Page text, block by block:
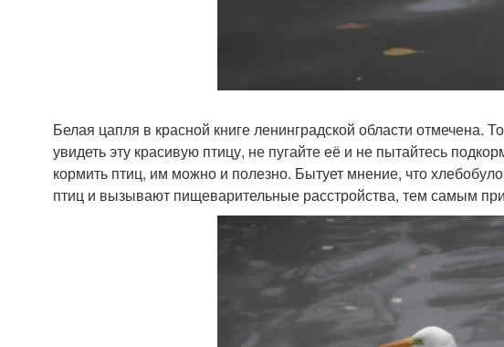
Белая цапля в красной книге ленинградской области отмечена.
увидеть эту красивую птицу, не пугайте её и не пытайтесь
кормить птиц, им можно и полезно. Бытует мнение, что
птиц и вызывают пищеварительные расстройства, тем самым